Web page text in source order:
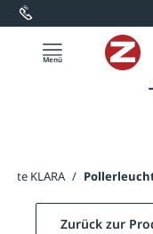
springen
KLARA /
Zurück zur